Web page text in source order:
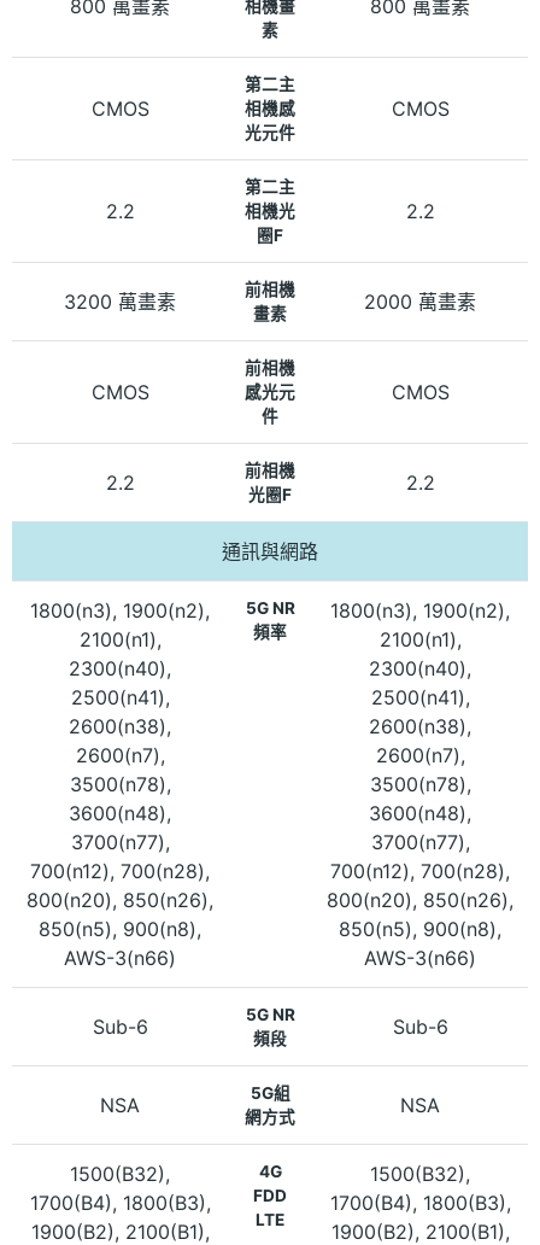
800 萬畫素
相機畫
素
800 萬畫素
CMOS
第二主
相機感
光元件
CMOS
2.2
第二主
相機光
圈F
2.2
3200 萬畫素
前相機
畫素
2000 萬畫素
CMOS
前相機
感光元
件
CMOS
2.2
前相機
光圈F
2.2
通訊與網路
1800(n3), 1900(n2),
2100(n1),
2300(n40),
2500(n41),
2600(n38),
2600(n7),
3500(n78),
3600(n48),
3700(n77),
700(n12), 700(n28),
800(n20), 850(n26),
850(n5), 900(n8),
AWS-3(n66)
5G NR
頻率
1800(n3), 1900(n2),
2100(n1),
2300(n40),
2500(n41),
2600(n38),
2600(n7),
3500(n78),
3600(n48),
3700(n77),
700(n12), 700(n28),
800(n20), 850(n26),
850(n5), 900(n8),
AWS-3(n66)
Sub-6
5G NR
頻段
Sub-6
NSA
5G組
網方式
NSA
1500(B32),
1700(B4), 1800(B3),
1900(B2), 2100(B1),
4G
FDD
LTE
1500(B32),
1700(B4), 1800(B3),
1900(B2), 2100(B1),